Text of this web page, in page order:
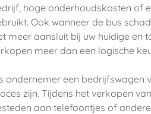
hoge onderhoudskosten of
Ook wanneer de bus
meer aansluit bij uw huidige en
meer dan een logische
ondernemer een bedrijfswagen
zijn. Tijdens het verkopen
aan telefoontjes of